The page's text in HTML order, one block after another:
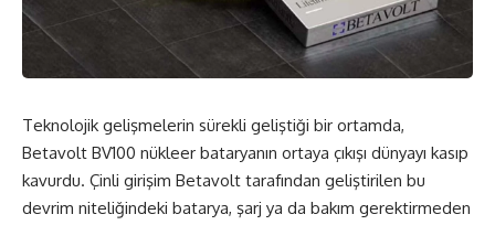
Teknolojik gelişmelerin sürekli geliştiği bir ortamda,
Betavolt BV100 nükleer bataryanın ortaya çıkışı dünyayı kasıp
kavurdu. Çinli girişim Betavolt tarafından geliştirilen bu
devrim niteliğindeki batarya, şarj ya da bakım gerektirmeden